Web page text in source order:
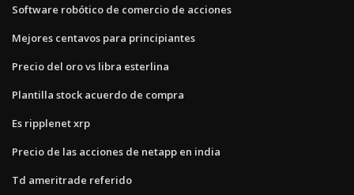
Software robótico de comercio de acciones
Mejores centavos para principiantes
Precio del oro vs libra esterlina
Plantilla stock acuerdo de compra
Es ripplenet xrp
Precio de las acciones de netapp en india
Td ameritrade referido